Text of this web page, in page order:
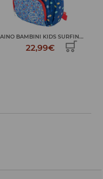
ZAINO CON CORDINO KIDS
DINO
9,99€